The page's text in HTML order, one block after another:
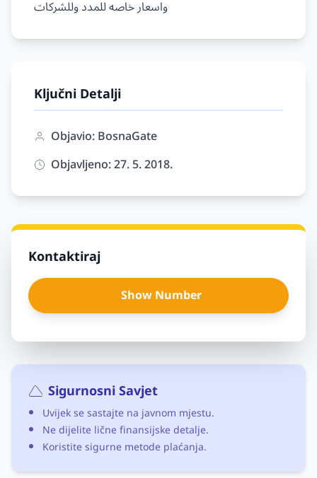
Ključni Detalji
Objavio: BosnaGate
Objavljeno: 27. 5. 2018.
Kontaktiraj
Show Number
Sigurnosni Savjet
Uvijek se sastajte na javnom mjestu.
Ne dijelite lične finansijske detalje.
Koristite sigurne metode plaćanja.